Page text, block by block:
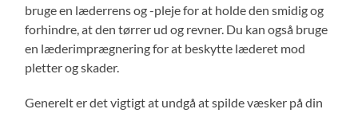
bruge en læderrens og -pleje for at holde den smidig og
forhindre, at den tørrer ud og revner. Du kan også bruge
en læderimprægnering for at beskytte læderet mod
pletter og skader.
Generelt er det vigtigt at undgå at spilde væsker på din